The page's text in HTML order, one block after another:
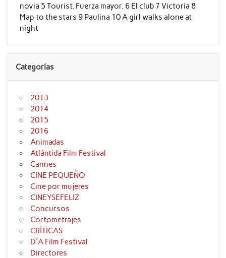
novia 5 Tourist. Fuerza mayor. 6 El club 7 Victoria 8
Map to the stars 9 Paulina 10 A girl walks alone at
night
Categorías
2013
2014
2015
2016
Animadas
Atlántida Film Festival
Cannes
CINE PEQUEÑO
Cine por mujeres
CINEYSEFELIZ
Concursos
Cortometrajes
CRÍTICAS
D'A Film Festival
Directores